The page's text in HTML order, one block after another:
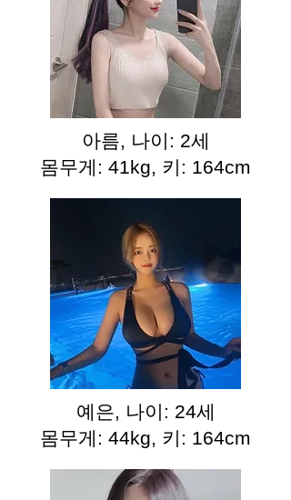
아름, 나이: 2세
몸무게: 41kg, 키: 164cm
예은, 나이: 24세
몸무게: 44kg, 키: 164cm